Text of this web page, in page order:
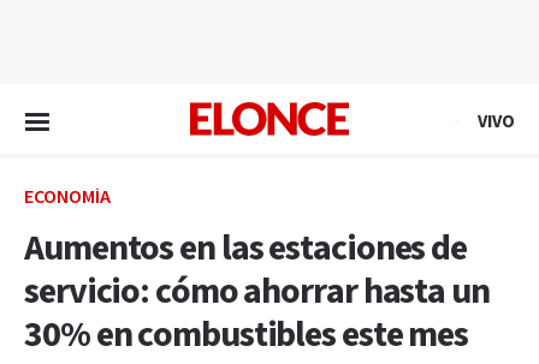
VIVO
ECONOMÍA
Aumentos en las estaciones de
servicio: cómo ahorrar hasta un
30% en combustibles este mes